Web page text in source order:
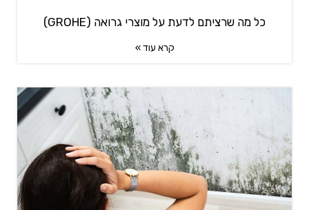
כל מה שרציתם לדעת על מוצרי גרואה (GROHE)
קרא עוד »